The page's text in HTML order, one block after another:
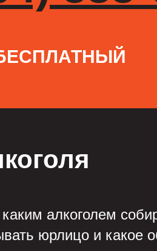
алкоголем
юрлицо и какое